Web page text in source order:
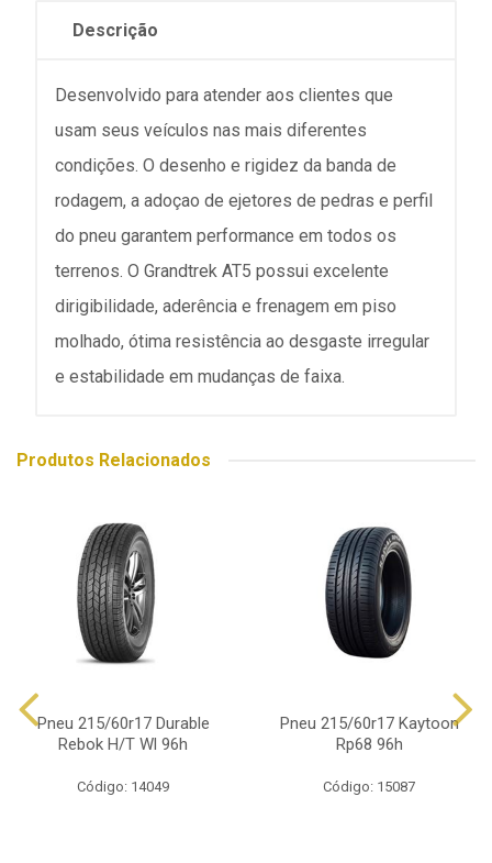
Descrição
Desenvolvido para atender aos clientes que
usam seus veículos nas mais diferentes
condições. O desenho e rigidez da banda de
rodagem, a adoçao de ejetores de pedras e perfil
do pneu garantem performance em todos os
terrenos. O Grandtrek AT5 possui excelente
dirigibilidade, aderência e frenagem em piso
molhado, ótima resistência ao desgaste irregular
e estabilidade em mudanças de faixa.
Produtos Relacionados
Pneu 215/60r17 Durable
Rebok H/T Wl 96h
Código: 14049
Pneu 215/60r17 Kaytoon
Rp68 96h
Código: 15087